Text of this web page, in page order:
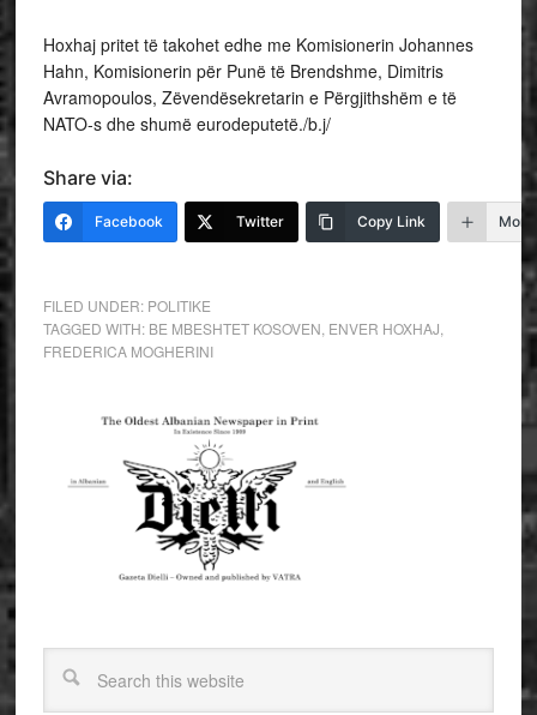
Hoxhaj pritet të takohet edhe me Komisionerin Johannes
Hahn, Komisionerin për Punë të Brendshme, Dimitris
Avramopoulos, Zëvendësekretarin e Përgjithshëm e të
NATO-s dhe shumë eurodeputetë./b.j/
Share via:
Facebook Twitter Copy Link More
FILED UNDER: POLITIKE
TAGGED WITH: BE MBESHTET KOSOVEN ENVER HOXHAJ
FREDERICA MOGHERINI